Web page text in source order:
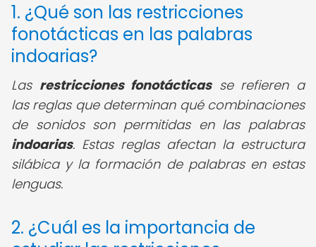
1. ¿Qué son las restricciones
fonotácticas en las palabras
indoarias?
Las restricciones fonotácticasse refieren a
las reglas que determinan qué combinaciones
de sonidos son permitidas en las palabras
indoarias. Estas reglas afectan la estructura
silábica y la formación de palabras en estas
lenguas.
2. ¿Cuál es la importancia de